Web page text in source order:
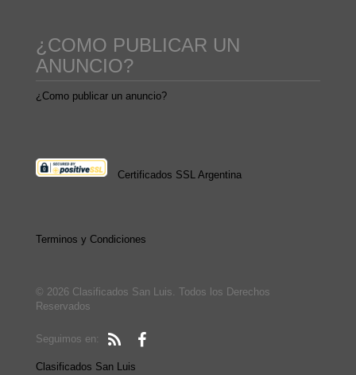
¿COMO PUBLICAR UN
ANUNCIO?
¿Como publicar un anuncio?
Certificados SSL Argentina
Terminos y Condiciones
© 2026 Clasificados San Luis. Todos los Derechos
Reservados
Seguimos en:
Clasificados San Luis